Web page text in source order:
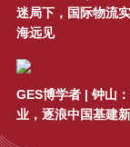
迷局下，国际物流
海远见
GES博学者 | 钟山
业，逐浪中国基建
月课程宣讲会
公开课邀请 |
7月28日/上海